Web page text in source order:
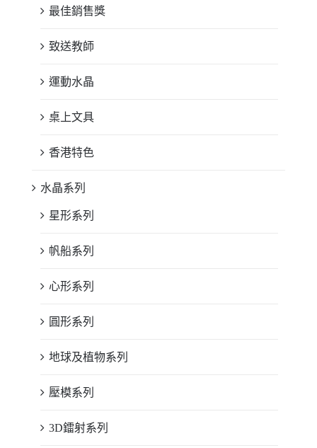
最佳銷售獎
致送教師
運動水晶
桌上文具
香港特色
水晶系列
星形系列
帆船系列
心形系列
圓形系列
地球及植物系列
壓模系列
3D鐳射系列